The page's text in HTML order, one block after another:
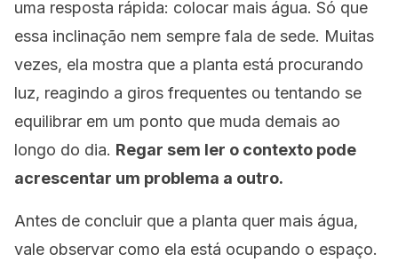
uma resposta rápida: colocar mais água. Só que
essa inclinação nem sempre fala de sede. Muitas
vezes, ela mostra que a planta está procurando
luz, reagindo a giros frequentes ou tentando se
equilibrar em um ponto que muda demais ao
longo do dia. Regar sem ler o contexto pode
acrescentar um problema a outro.
Antes de concluir que a planta quer mais água,
vale observar como ela está ocupando o espaço.